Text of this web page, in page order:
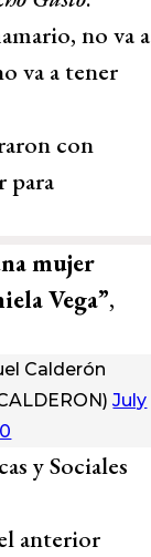
no va a
va a tener
con
para
mujer
Vega”,
Calderón
July
y Sociales
anterior